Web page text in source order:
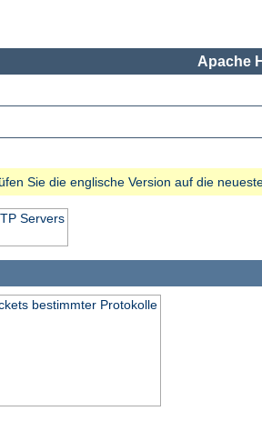
Apache
Sie die englische Version auf die
Servers
bestimmter Protokolle